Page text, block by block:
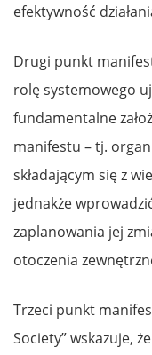
efektywność
Drugi punkt
rolę systemowego
fundamentalne
manifestu – tj.
składającym się z
jednakże
zaplanowania jej
otoczenia
Trzeci punkt
Society” wskazuje,